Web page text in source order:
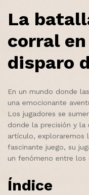
La
corral
disparo
En un mundo donde
una emocionante
Los jugadores se
donde la precisión y la
artículo, exploraremos
fascinante juego, su
un fenómeno entre los
Índice